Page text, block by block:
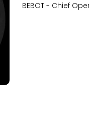
BEBOT - Chief